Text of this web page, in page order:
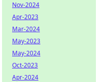
Nov-2024
Apr-2023
Mar-2024
May-2023
May-2024
Oct-2023
Apr-2024